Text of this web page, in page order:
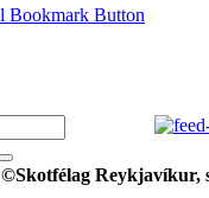
©Skotfélag Reykjavíkur,